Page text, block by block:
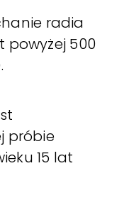
radia
powyżej 500
próbie
15 lat